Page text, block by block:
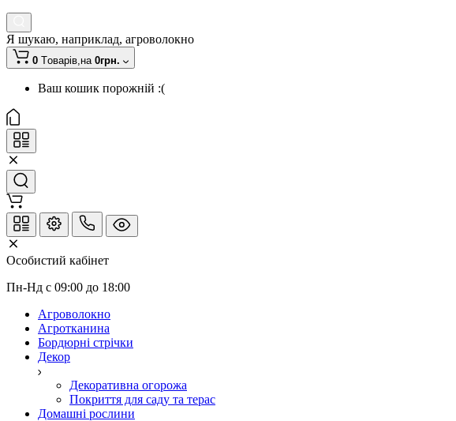
Я шукаю, наприклад, агроволокно
0 Tоварів,на 0грн.
Ваш кошик порожній :(
Особистий кабінет
Пн-Нд с 09:00 до 18:00
Агроволокно
Агротканина
Бордюрні стрічки
Декор
Декоративна огорожа
Покриття для саду та терас
Домашні рослини